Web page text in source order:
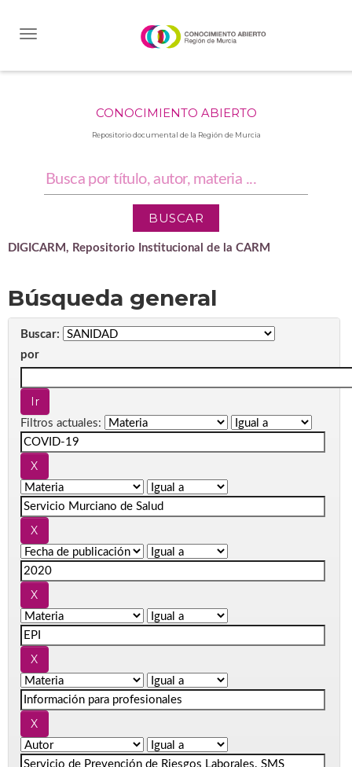
CONOCIMIENTO ABIERTO
Repositorio documental de la Región de Murcia
DIGICARM, Repositorio Institucional de la CARM
Búsqueda general
Buscar:
por
Filtros actuales: